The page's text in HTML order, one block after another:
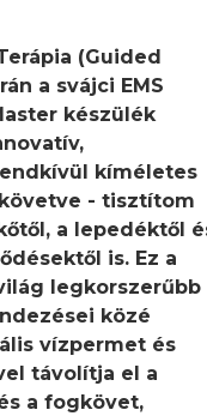
(Guided
a svájci EMS
készülék
kíméletes
- tisztítom
a lepedéktől
is. Ez a
legkorszerűbb
közé
vízpermet és
távolítja el a
a fogkövet,